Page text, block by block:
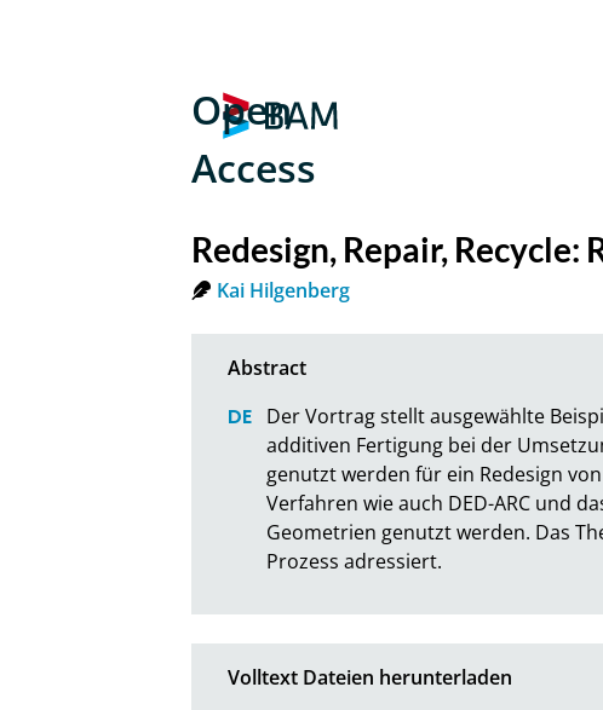
Open
Access
Redesign, Repair,
Kai Hilgenberg
Der Vortrag stellt ausgewählte
additiven Fertigung bei der
genutzt werden für ein Redesign
Verfahren wie auch DED-ARC und
Geometrien genutzt werden. Das
Prozess adressiert.
Volltext Dateien herunterladen